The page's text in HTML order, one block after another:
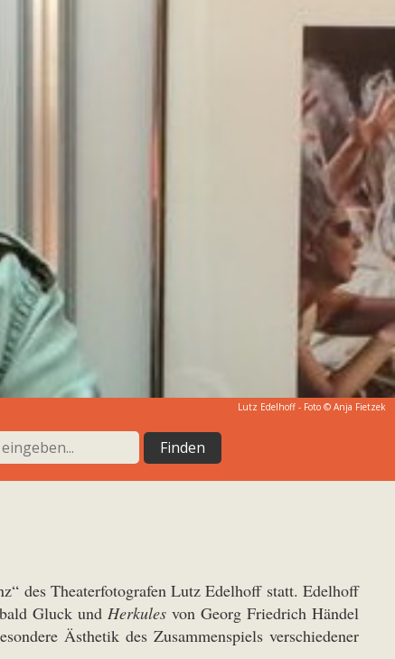
Lutz Edelhoff - Foto © Anja Fietzek
des Theaterfotografen Lutz Edelhoff statt. Edelhoff
Gluck und Herkulesvon Georg Friedrich Händel
Ästhetik des Zusammenspiels verschiedener